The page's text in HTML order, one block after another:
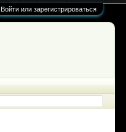
Войти или зарегистрироваться